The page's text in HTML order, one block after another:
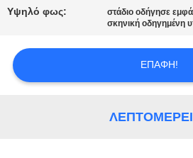
ΕΙΔΉΣΕΙΣ
ΖΗΤΉΣΤΕ
ΜΙΑ
ΠΡΟΣΦΟΡΆ
Υψηλό φως: στάδιο οδήγησε
σκηνική οδηγημένη
ΕΠΑΦΉ!